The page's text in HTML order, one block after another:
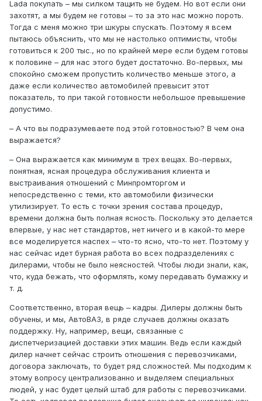
Lada покупать – мы силком тащить не будем. Но вот если они
захотят, а мы будем не готовы – то за это нас можно пороть.
Тогда с меня можно три шкуры спускать. Поэтому я всем
пытаюсь объяснить, что мы не настолько оптимисты, чтобы
готовиться к 200 тыс., но по крайней мере если будем готовы
к половине – для нас этого будет достаточно. Во-первых, мы
спокойно сможем пропустить количество меньше этого, а
даже если количество автомобилей превысит этот
показатель, то при такой готовности небольшое превышение
допустимо.
– А что вы подразумеваете под этой готовностью? В чем она
выражается?
– Она выражается как минимум в трех вещах. Во-первых,
понятная, ясная процедура обслуживания клиента и
выстраивания отношений с Минпромторгом и
непосредственно с теми, кто автомобили физически
утилизирует. То есть с точки зрения состава процедур,
времени должна быть полная ясность. Поскольку это делается
впервые, у нас нет стандартов, нет ничего и в какой-то мере
все моделируется наспех – что-то ясно, что-то нет. Поэтому у
нас сейчас идет бурная работа во всех подразделениях с
дилерами, чтобы не было неясностей. Чтобы люди знали, как,
что, куда бежать, что оформлять, кому передавать бумажку и
т. д.
Соответственно, вторая вещь – кадры. Дилеры должны быть
обучены, и мы, АвтоВАЗ, в ряде случаев должны оказать
поддержку. Ну, например, вещи, связанные с
диспетчеризацией доставки этих машин. Ведь если каждый
дилер начнет сейчас строить отношения с перевозчиками,
договора заключать, то будет ряд сложностей. Мы подходим к
этому вопросу централизованно и выделяем специальных
людей, у нас будет целый штаб для работы с перевозчиками.